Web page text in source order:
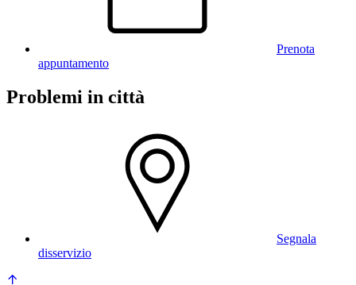
Prenota
appuntamento
Problemi in città
Segnala
disservizio